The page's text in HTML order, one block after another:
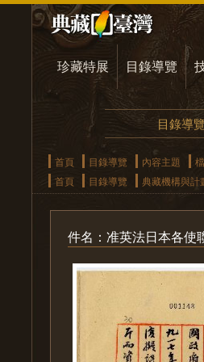
珍藏特展 目錄導覽
目錄導
首頁 目錄導覽 內容主題
首頁
目錄導覽 典藏機構與計
件名：准英法日本各使